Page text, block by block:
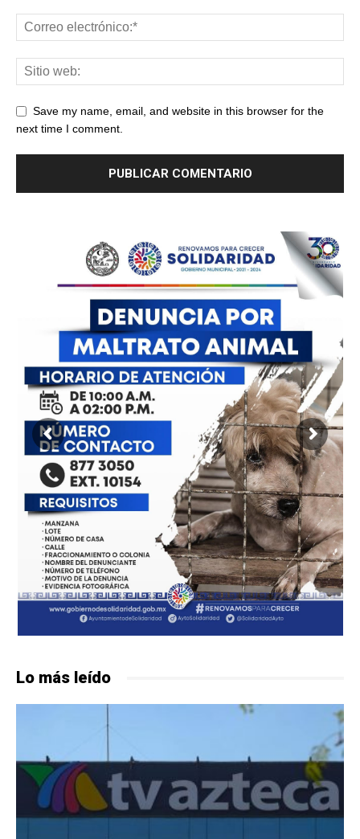
Save my name, email, and website in this browser for the
next time I comment.
Lo más leído